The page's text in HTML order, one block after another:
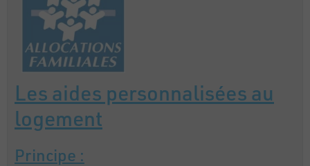
Les aides personnalisées au
logement
Principe :